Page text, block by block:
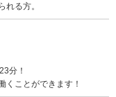
る方。
分！
くことができます！